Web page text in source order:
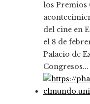
los Premios
del cine en
el 8 de
Palacio de
Congresos...